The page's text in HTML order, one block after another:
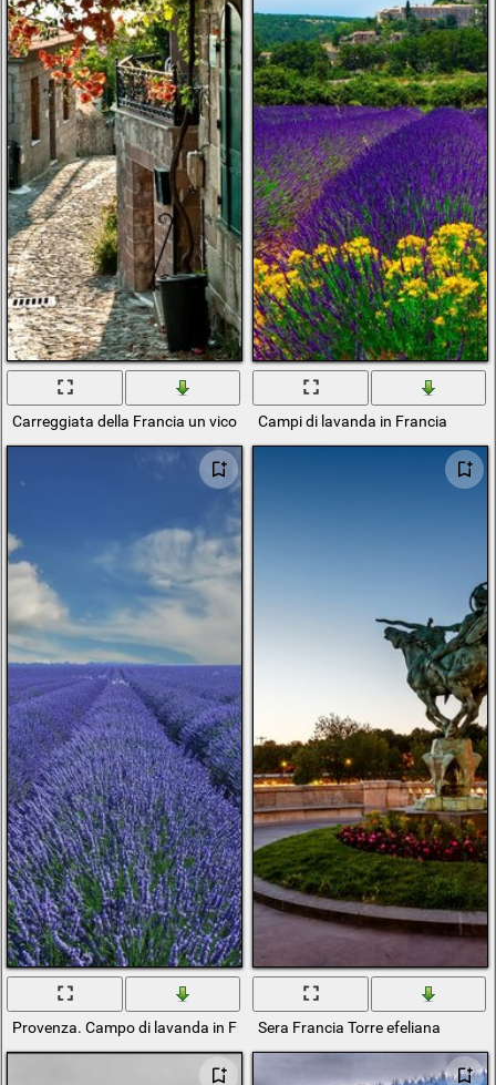
Carreggiata della Francia un vicolo misteriosoCampi di lavanda in Francia
Provenza. Campo di lavanda in FranciaSera Francia Torre efeliana